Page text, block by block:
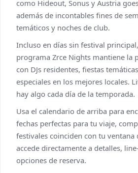
como Hideout, Sonus y Austria
además de incontables fines de
temáticos y noches de club.
Incluso en días sin festival
programa Zrce Nights mantiene la
con DJs residentes, fiestas
especiales en los mejores locales.
hay algo cada día de la temporada.
Usa el calendario de arriba para
fechas perfectas para tu viaje,
festivales coinciden con tu ventana
accede directamente a detalles,
opciones de reserva.